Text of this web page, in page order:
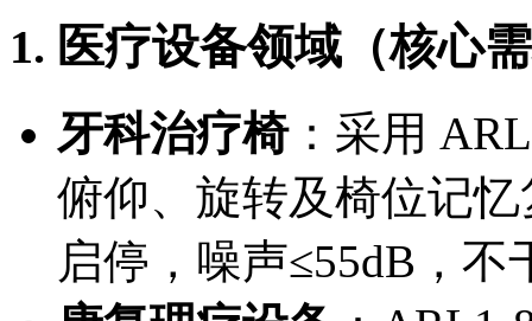
1. 医疗设备领域（核心
牙科治疗椅：采用
俯仰、旋转及椅位记
启停，噪声≤55dB，不